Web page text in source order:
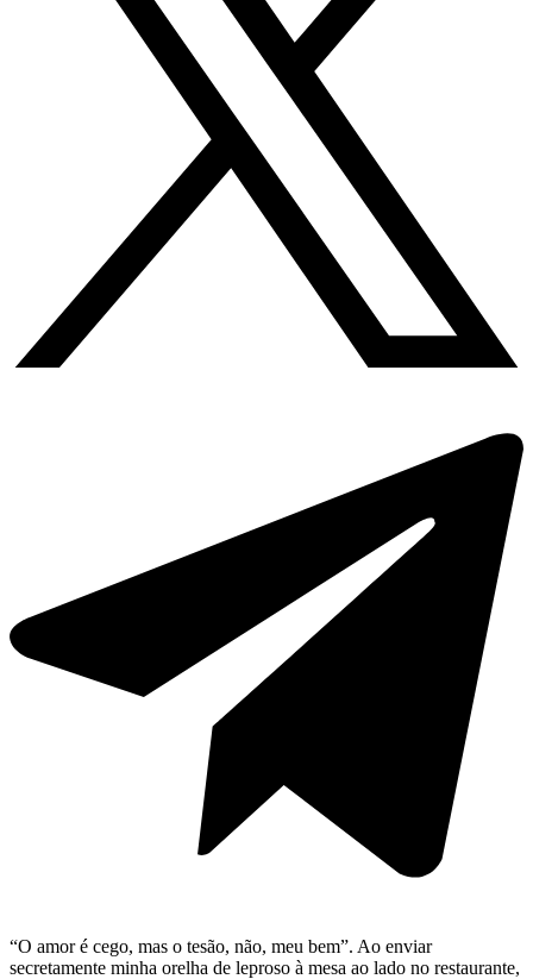
“O amor é cego, mas o tesão, não, meu bem”. Ao enviar
secretamente minha orelha de leproso à mesa ao lado no restaurante,